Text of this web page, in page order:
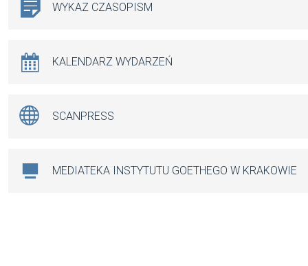
WYKAZ CZASOPISM
KALENDARZ WYDARZEŃ
SCANPRESS
MEDIATEKA INSTYTUTU GOETHEGO W KRAKOWIE